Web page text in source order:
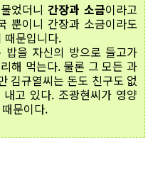
었더니간장과 소금이라고
뿐이니 간장과 소금이라도
때문입니다.
을 자신의 방으로 들고가
해 먹는다. 물론 그 모든 과
김규열씨는 돈도 친구도 없
고 있다. 조광현씨가 영양
문이다.